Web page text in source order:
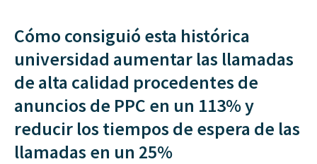
Cómo consiguió esta histórica
universidad aumentar las llamadas
de alta calidad procedentes de
anuncios de PPC en un 113% y
reducir los tiempos de espera de las
llamadas en un 25%